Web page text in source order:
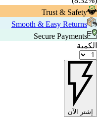
Trust & Safety
Smooth & Easy Returns
Secure Payments
الكمية
إشتر الآن